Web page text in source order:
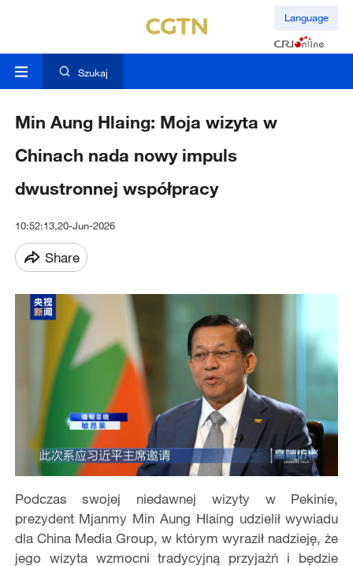
Language
Szukaj
Min Aung Hlaing: Moja wizyta w
Chinach nada nowy impuls
dwustronnej współpracy
10:52:13,20-Jun-2026
Share
Podczas swojej niedawnej wizyty w Pekinie,
prezydent Mjanmy Min Aung Hlaing udzielił wywiadu
dla China Media Group, w którym wyraził nadzieję, że
jego wizyta wzmocni tradycyjną przyjaźń i będzie